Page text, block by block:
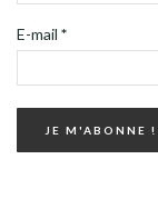
E-mail *